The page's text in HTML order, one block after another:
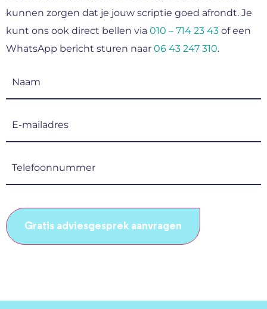
kunnen zorgen dat je jouw scriptie goed afrondt. Je
kunt ons ook direct bellen via 010 – 714 23 43 of een
WhatsApp bericht sturen naar 06 43 247 310.